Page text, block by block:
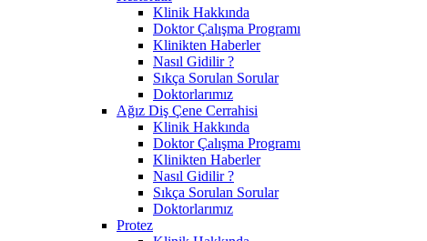
Klinik Hakkında
Doktor Çalışma Programı
Klinikten Haberler
Nasıl Gidilir ?
Sıkça Sorulan Sorular
Doktorlarımız
Ağız Diş Çene Cerrahisi
Klinik Hakkında
Doktor Çalışma Programı
Klinikten Haberler
Nasıl Gidilir ?
Sıkça Sorulan Sorular
Doktorlarımız
Protez